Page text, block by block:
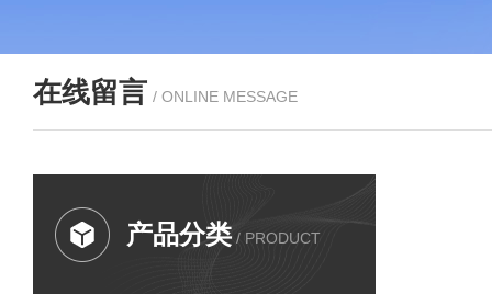
在线留言 / ONLINE MESSAGE
产品分类 / PRODUCT